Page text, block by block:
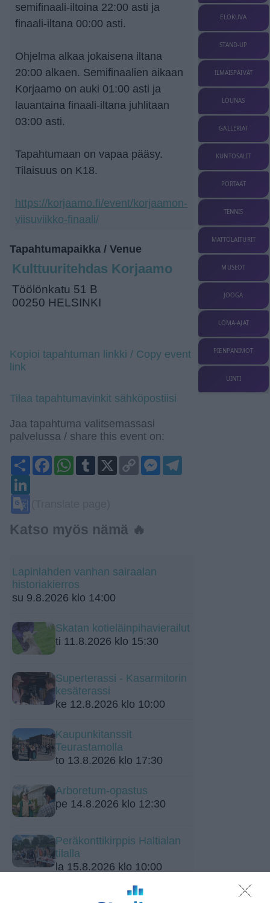
semifinaali-iltoina 22:00 asti ja
finaali-iltana 00:00 asti.
Ohjelma alkaa jokaisena iltana
20:00 alkaen. Semifinaalien aikaan
Korjaamo on auki 01:00 asti ja
lauantaina finaali-iltana juhlitaan
03:00 asti.
Tapahtumaan on vapaa pääsy.
Tilaisuus on K18.
https://korjaamo.fi/event/korjaamon-
viisuviikko-finaali/
Tapahtumapaikka / Venue
Kulttuuritehdas Korjaamo
Töölönkatu 51 B
00250 HELSINKI
Kopioi tapahtuman linkki / Copy event
link
Tilaa tapahtumavinkit sähköpostiisi
Jaa tapahtuma valitsemassasi
palvelussa / share this event on:
ShareFacebookWhatsApp
Tumblr
X
Copy
Link
Messenger
Katso myös nämä 🔥
Lapinlahden vanhan sairaalan
historiakierros
su 9.8.2026 klo 14:00
Skatan kotieläinpihavierailut
ti 11.8.2026 klo 15:30
Superterassi - Kasarmitorin
kesäterassi
ke 12.8.2026 klo 10:00
Kaupunkitanssit
Teurastamolla
to 13.8.2026 klo 17:30
Arboretum-opastus
pe 14.8.2026 klo 12:30
Peräkonttikirppis Haltialan
tilalla
la 15.8.2026 klo 10:00
Lapinlahden Lähteen
ELOKUVA
STAND-UP
ILMAISPÄIVÄT
LOUNAS
GALLERIAT
KUNTOSALIT
PORTAAT
TENNIS
MATTOLAITURIT
MUSEOT
JOOGA
LOMA-AJAT
PIENPANIMOT
UINTI